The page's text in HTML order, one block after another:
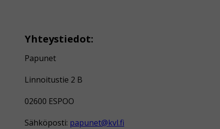
Yhteystiedot:
Papunet
Linnoitustie 2 B
02600 ESPOO
Sähköposti: papunet@kvl.fi